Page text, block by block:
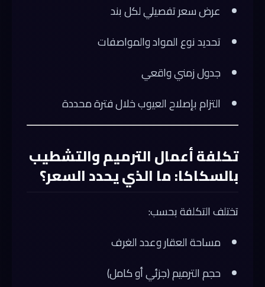
عرض سعر تفصيلي لكل بند
تحديد نوع المواد والمواصفات
جدول زمني واقعي
التزام بإصلاح العيوب خلال فترة محددة
تكلفة أعمال الترميم والتشطيب
بالسكاكا: ما الذي يحدد السعر؟
تختلف التكلفة بحسب:
مساحة العقار وعدد الغرف
حجم الترميم (جزئي أو كامل)